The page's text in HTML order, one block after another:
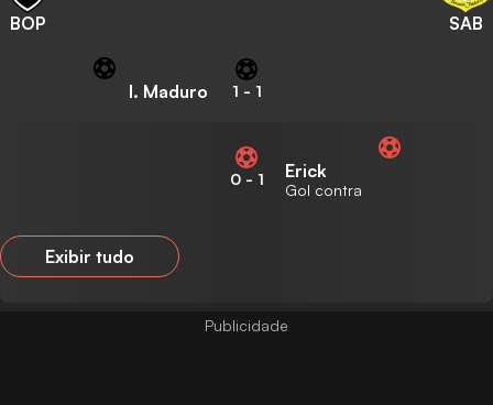
BOP SAB
I. Maduro 1 - 1
0- 1 Erick
Gol contra
Exibir tudo